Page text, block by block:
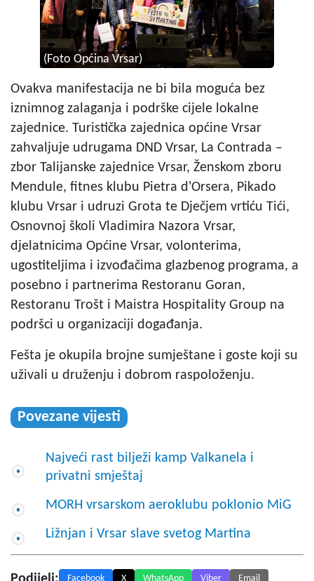
(Foto Općina Vrsar)
Ovakva manifestacija ne bi bila moguća bez
iznimnog zalaganja i podrške cijele lokalne
zajednice. Turistička zajednica općine Vrsar
zahvaljuje udrugama DND Vrsar, La Contrada –
zbor Talijanske zajednice Vrsar, Ženskom zboru
Mendule, fitnes klubu Pietra d'Orsera, Pikado
klubu Vrsar i udruzi Grota te Dječjem vrtiću Tići,
Osnovnoj školi Vladimira Nazora Vrsar,
djelatnicima Općine Vrsar, volonterima,
ugostiteljima i izvođačima glazbenog programa, a
posebno i partnerima Restoranu Goran,
Restoranu Trošt i Maistra Hospitality Group na
podršci u organizaciji događanja.
Fešta je okupila brojne sumještane i goste koji su
uživali u druženju i dobrom raspoloženju.
Povezane vijesti
Najveći rast bilježi kamp Valkanela i
privatni smještaj
MORH vrsarskom aeroklubu poklonio MiG
Ližnjan i Vrsar slave svetog Martina
Facebook X WhatsApp Viber Email